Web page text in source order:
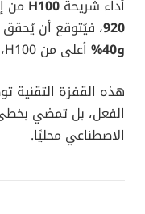
بحسب تقديرات
هواوي القوي في هذا
بمليارات الدولارات،